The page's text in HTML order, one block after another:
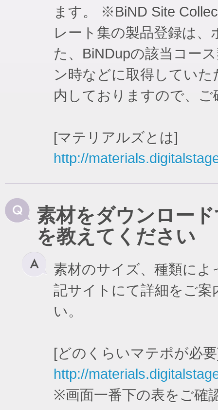
ます。 ※BiND Site
レート集の製品登録は
た、BiNDupの該当コー
ン時などに取得してい
内しておりますので、
[マテリアルズとは]
http://
素材をダウンロー
を教えてください
素材のサイズ、種類に
記サイトにて詳細をご
い。
[どのくらいマテポが必
http://
※画面一番下の表をご確